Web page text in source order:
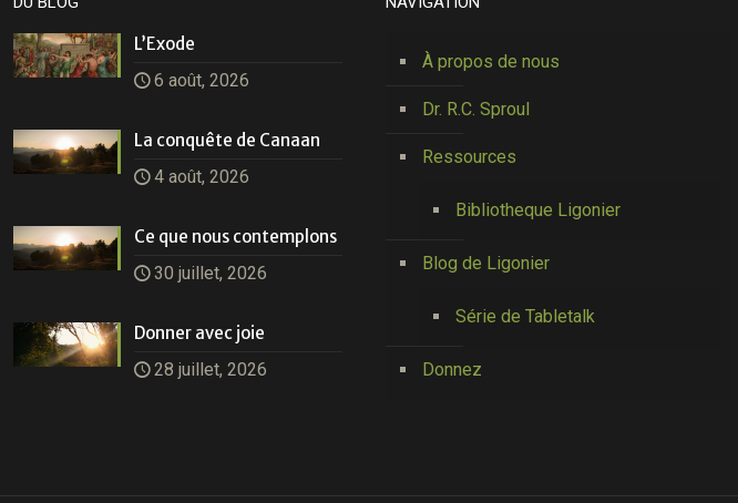
L’Exode
6 août, 2026
La conquête de Canaan
4 août, 2026
Ce que nous contemplons
30 juillet, 2026
Donner avec joie
28 juillet, 2026
À propos de nous
Dr. R.C. Sproul
Ressources
Bibliotheque Ligonier
Blog de Ligonier
Série de Tabletalk
Donnez